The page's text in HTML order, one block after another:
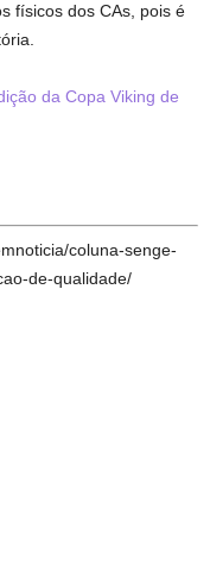
físicos dos CAs, pois é
da Copa Viking de
coluna-senge-
de-qualidade/